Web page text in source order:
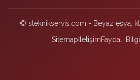
© steknikservis.com - Beyaz eşya,
SitemapİletişimFaydalı